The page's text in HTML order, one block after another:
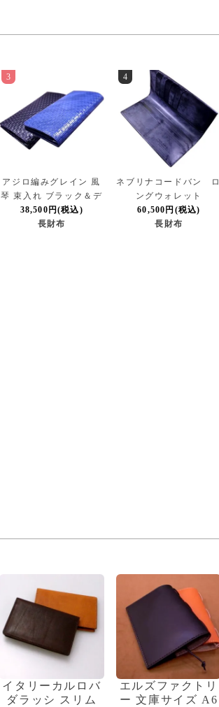
アジロ編みグレイン 風
琴 束入れ ブラック＆デ
ィープシー
38,500円(税込)
3
長財布
ネブリナコードバン ロ
ングウォレット
60,500円(税込)
4
長財布
イタリーカルロバ
ダラッシ スリム
エルズファクトリ
ー 文庫サイズ A6